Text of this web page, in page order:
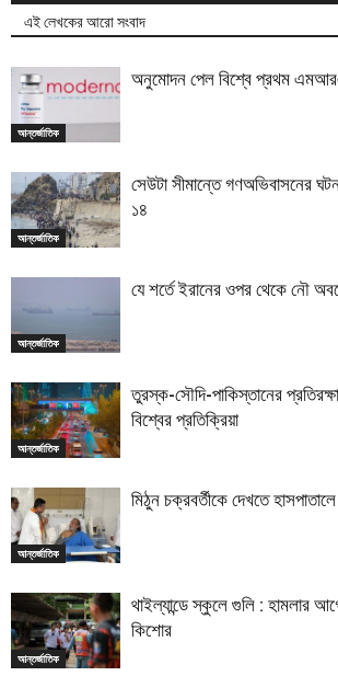
এই লেখকের আরো সংবাদ
আন্তর্জাতিক
অনুমোদন পেল বিশ্বে প্রথম
আন্তর্জাতিক
সেউটা সীমান্তে গণঅভিবাসনের
১৪
আন্তর্জাতিক
যে শর্তে ইরানের ওপর থেকে নৌ
আন্তর্জাতিক
তুরস্ক-সৌদি-পাকিস্তানের
বিশ্বের প্রতিক্রিয়া
আন্তর্জাতিক
মিঠুন চক্রবর্তীকে দেখতে
আন্তর্জাতিক
থাইল্যান্ডে স্কুলে গুলি : হামলার
কিশোর